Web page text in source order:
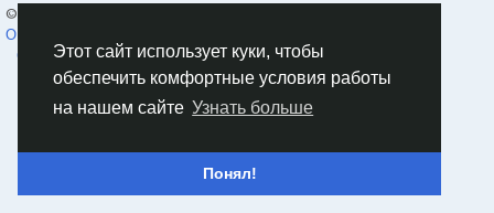
Этот сайт использует куки, чтобы
обеспечить комфортные условия работы
на нашем сайте Узнать больше
Понял!
© 2026 Humans and Slaves
О нас
Свяжитесь с нами Каталог